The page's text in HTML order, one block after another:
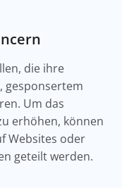
die ihre
gesponsertem
Um das
erhöhen, können
Websites oder
geteilt werden.